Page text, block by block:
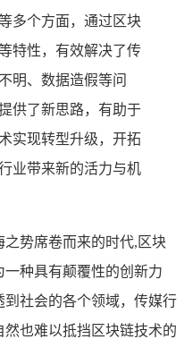
多个方面，通过区块
特性，有效解决了传
明、数据造假等问
供了新思路，有助于
实现转型升级，开拓
业带来新的活力与机
势席卷而来的时代,区块
种具有颠覆性的创新力
社会的各个领域，传媒行
也难以抵挡区块链技术的